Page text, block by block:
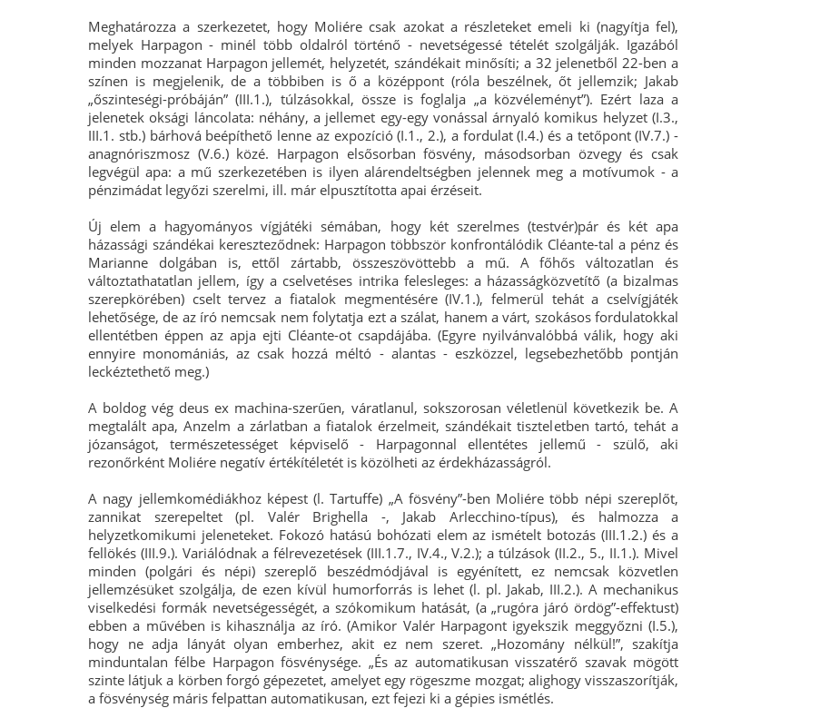
Meghatározza a szerkezetet, hogy Moliére csak azokat a részleteket emeli ki (nagyítja fel),
melyek Harpagon - minél több oldalról történő - nevetségessé tételét szolgálják. Igazából
minden mozzanat Harpagon jellemét, helyzetét, szándékait minősíti; a 32 jelenetből 22-ben a
színen is megjelenik, de a többiben is ő a középpont (róla beszélnek, őt jellemzik; Jakab
„őszinteségi-próbáján” (III.1.), túlzásokkal, össze is foglalja „a közvéleményt”). Ezért laza a
jelenetek oksági láncolata: néhány, a jellemet egy-egy vonással árnyaló komikus helyzet (I.3.,
III.1. stb.) bárhová beépíthető lenne az expozíció (I.1., 2.), a fordulat (I.4.) és a tetőpont (IV.7.) -
anagnóriszmosz (V.6.) közé. Harpagon elsősorban fösvény, másodsorban özvegy és csak
legvégül apa: a mű szerkezetében is ilyen alárendeltségben jelennek meg a motívumok - a
pénzimádat legyőzi szerelmi, ill. már elpusztította apai érzéseit.
Új elem a hagyományos vígjátéki sémában, hogy két szerelmes (testvér)pár és két apa
házassági szándékai kereszteződnek: Harpagon többször konfrontálódik Cléante-tal a pénz és
Marianne dolgában is, ettől zártabb, összeszövöttebb a mű. A főhős változatlan és
változtathatatlan jellem, így a cselvetéses intrika felesleges: a házasságközvetítő (a bizalmas
szerepkörében) cselt tervez a fiatalok megmentésére (IV.1.), felmerül tehát a cselvígjáték
lehetősége, de az író nemcsak nem folytatja ezt a szálat, hanem a várt, szokásos fordulatokkal
ellentétben éppen az apja ejti Cléante-ot csapdájába. (Egyre nyilvánvalóbbá válik, hogy aki
ennyire monomániás, az csak hozzá méltó - alantas - eszközzel, legsebezhetőbb pontján
leckéztethető meg.)
A boldog vég deus ex machina-szerűen, váratlanul, sokszorosan véletlenül következik be. A
megtalált apa, Anzelm a zárlatban a fiatalok érzelmeit, szándékait tiszteletben tartó, tehát a
józanságot, természetességet képviselő - Harpagonnal ellentétes jellemű - szülő, aki
rezonőrként Moliére negatív értékítéletét is közölheti az érdekházasságról.
A nagy jellemkomédiákhoz képest (l. Tartuffe) „A fösvény”-ben Moliére több népi szereplőt,
zannikat szerepeltet (pl. Valér Brighella -, Jakab Arlecchino-típus), és halmozza a
helyzetkomikumi jeleneteket. Fokozó hatású bohózati elem az ismételt botozás (III.1.2.) és a
fellökés (III.9.). Variálódnak a félrevezetések (III.1.7., IV.4., V.2.); a túlzások (II.2., 5., II.1.). Mivel
minden (polgári és népi) szereplő beszédmódjával is egyénített, ez nemcsak közvetlen
jellemzésüket szolgálja, de ezen kívül humorforrás is lehet (l. pl. Jakab, III.2.). A mechanikus
viselkedési formák nevetségességét, a szókomikum hatását, (a „rugóra járó ördög”-effektust)
ebben a művében is kihasználja az író. (Amikor Valér Harpagont igyekszik meggyőzni (I.5.),
hogy ne adja lányát olyan emberhez, akit ez nem szeret. „Hozomány nélkül!”, szakítja
minduntalan félbe Harpagon fösvénysége. „És az automatikusan visszatérő szavak mögött
szinte látjuk a körben forgó gépezetet, amelyet egy rögeszme mozgat; alighogy visszaszorítják,
a fösvénység máris felpattan automatikusan, ezt fejezi ki a gépies ismétlés.